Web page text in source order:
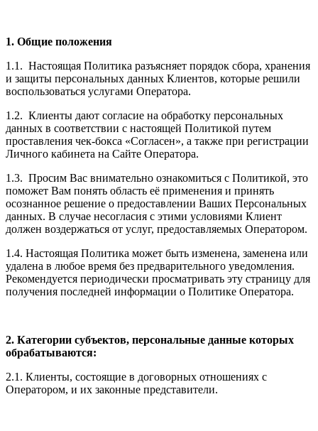
1. Общие положения
1.1. Настоящая Политика разъясняет порядок сбора, хранения
и защиты персональных данных Клиентов, которые решили
воспользоваться услугами Оператора.
1.2. Клиенты дают согласие на обработку персональных
данных в соответствии с настоящей Политикой путем
проставления чек-бокса «Согласен», а также при регистрации
Личного кабинета на Сайте Оператора.
1.3. Просим Вас внимательно ознакомиться с Политикой, это
поможет Вам понять область её применения и принять
осознанное решение о предоставлении Ваших Персональных
данных. В случае несогласия с этими условиями Клиент
должен воздержаться от услуг, предоставляемых Оператором.
1.4. Настоящая Политика может быть изменена, заменена или
удалена в любое время без предварительного уведомления.
Рекомендуется периодически просматривать эту страницу для
получения последней информации о Политике Оператора.
2. Категории субъектов, персональные данные которых
обрабатываются:
2.1. Клиенты, состоящие в договорных отношениях с
Оператором, и их законные представители.